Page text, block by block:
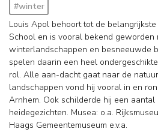
#winter
Louis Apol behoort tot de
School en is vooral bekend geworden
winterlandschappen en besneeuwde
spelen daarin een heel
rol. Alle aan-dacht gaat naar de natuur. De
landschappen vond hij vooral in en
Arnhem. Ook schilderde hij een
heidegezichten. Musea: o.a. Rijksmuseum in Amsterdam en het
Haags Gemeentemuseum e.v.a.